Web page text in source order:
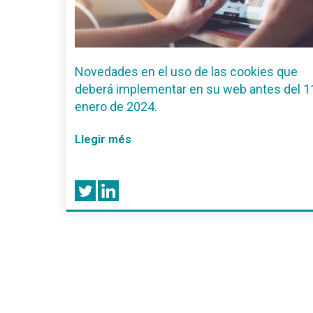
Novedades en el uso de las cookies que
deberá implementar en su web antes del
enero de 2024.
Llegir més